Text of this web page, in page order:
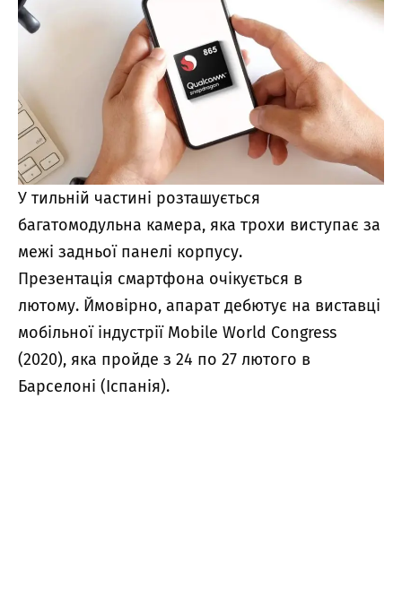
У тильній частині розташується
багатомодульна камера, яка трохи виступає за
межі задньої панелі корпусу.
Презентація смартфона очікується в
лютому. Ймовірно, апарат дебютує на виставці
мобільної індустрії Mobile World Congress
(2020), яка пройде з 24 по 27 лютого в
Барселоні (Іспанія).